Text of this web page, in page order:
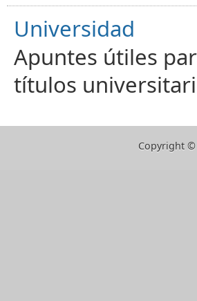
Universidad
Apuntes útiles
títulos
Copyright ©